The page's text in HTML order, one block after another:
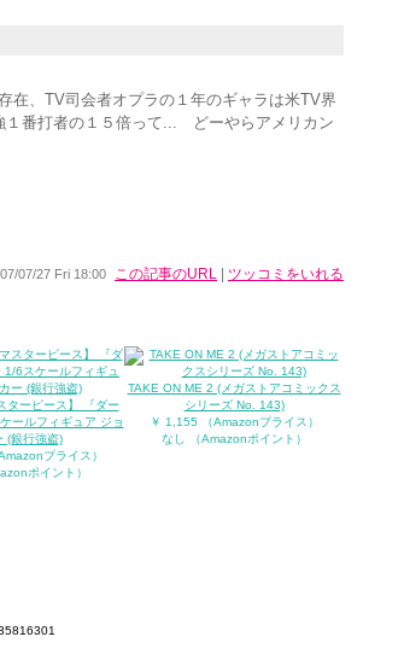
在、TV司会者オプラの１年のギャラは米TV界
番打者の１５倍って... どーやらアメリカン
07/27 Fri 18:00 この記事のURL ツッコミをいれる
ターピース】 『ダー
ールフィギュア ジョ
(銀行強盗)
プライス）
ポイント）
TAKE ON ME 2 (メガストアコミックス
シリーズ No. 143)
￥ 1,155 （Amazonプライス）
なし （Amazonポイント）